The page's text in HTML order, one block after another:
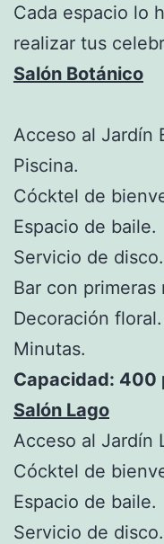
Cada espacio lo
realizar tus
Salón Botánico
Acceso al Jardín
Piscina.
Cócktel de
Espacio de baile.
Servicio de disco.
Bar con primeras
Decoración floral.
Minutas.
Capacidad: 400
Salón Lago
Acceso al Jardín
Cócktel de
Espacio de baile.
Servicio de disco.